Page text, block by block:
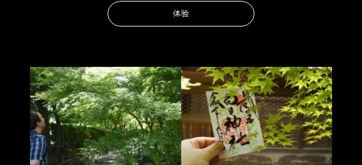
体验